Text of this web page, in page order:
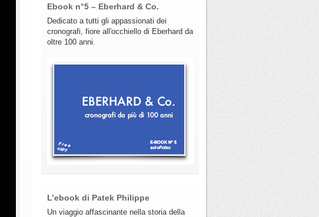
Ebook n°5 – Eberhard & Co.
Dedicato a tutti gli appassionati dei
cronografi, fiore all'occhiello di Eberhard da
oltre 100 anni.
L’ebook di Patek Philippe
Un viaggio affascinante nella storia della